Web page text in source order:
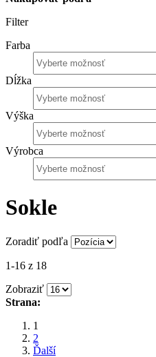
Filter
Farba
Dĺžka
Výška
Výrobca
Sokle
Zoradiť podľa
1-16 z 18
Zobraziť
Strana:
1
2
Ďalší